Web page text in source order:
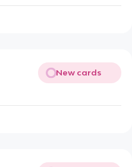
New cards